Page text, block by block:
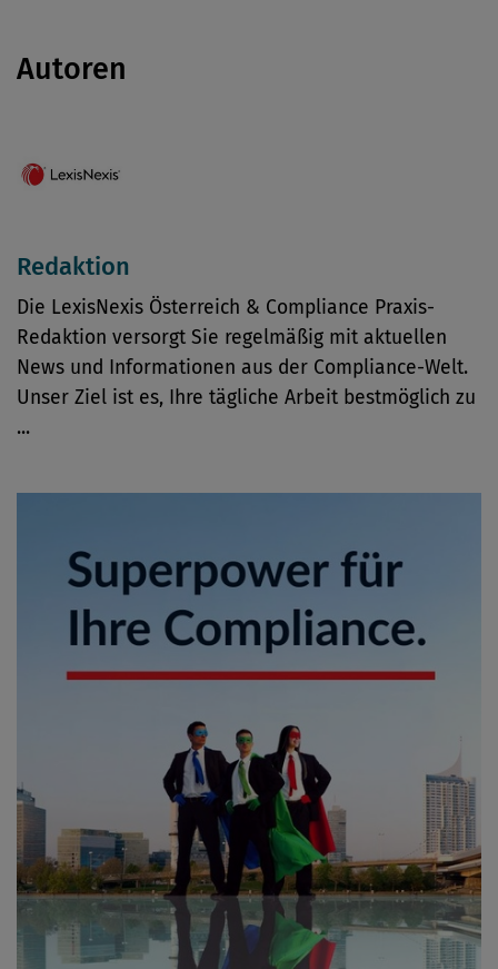
Autoren
Redaktion
Die LexisNexis Österreich & Compliance Praxis-
Redaktion versorgt Sie regelmäßig mit aktuellen
News und Informationen aus der Compliance-Welt.
Unser Ziel ist es, Ihre tägliche Arbeit bestmöglich zu
...